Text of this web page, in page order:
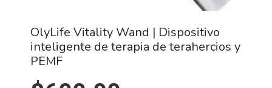
OlyLife Vitality Wand | Dispositivo
inteligente de terapia de terahercios y
PEMF